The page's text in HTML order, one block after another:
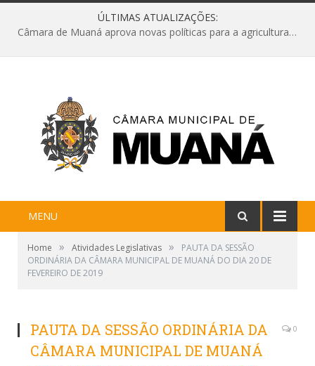
ÚLTIMAS ATUALIZAÇÕES:
Câmara de Muaná aprova novas políticas para a agricultura e solicita reforma da Ponte do Reduto
MENU
Home » Atividades Legislativas »
PAUTA DA SESSÃO
ORDINÁRIA DA CÂMARA MUNICIPAL DE MUANÁ DO DIA 20 DE
FEVEREIRO DE 2019
PAUTA DA SESSÃO ORDINÁRIA DA
CÂMARA MUNICIPAL DE MUANÁ
0